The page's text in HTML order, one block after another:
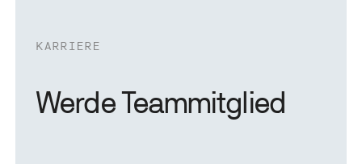
KARRIERE
Werde Teammitglied